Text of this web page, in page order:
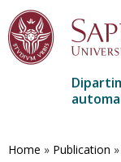
contenuto
Home » Publication »